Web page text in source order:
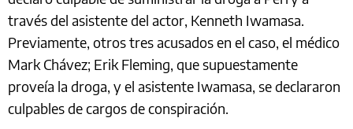
través del asistente del actor, Kenneth Iwamasa.
Previamente, otros tres acusados en el caso, el médico
Mark Chávez; Erik Fleming, que supuestamente
proveía la droga, y el asistente Iwamasa, se declararon
culpables de cargos de conspiración.